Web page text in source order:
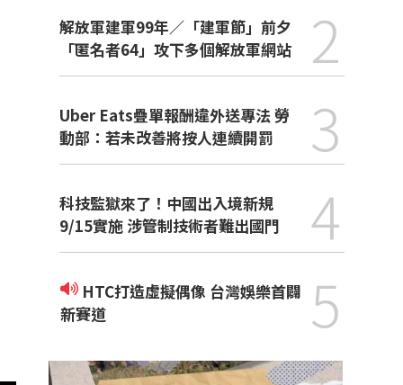
解放軍建軍99年／「建軍節」前夕
「匿名者64」攻下多個解放軍網站
2
Uber Eats疊單報酬違外送專法 勞
動部：若未改善將按人連續開罰
3
科技監獄來了！中國出入境新規
9/15實施 涉管制技術者難出國門
4
新賽道
5